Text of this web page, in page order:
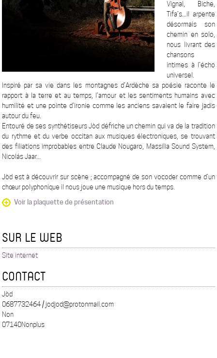
Vignal, Biche,
Tifa’s...il arpente
désormais son
chemin en solo,
nous livrant des
chansons
intimes à l’écho
universel.
Inspiré par sa vie dans les montagnes d’Ardèche sa poésie raconte le
rapport à la terre et au temps, l’amour et les sentiments humains avec
humilité et une pointe d’ironie comme les anciens savaient le faire jadis
autour du feu.
Entouré de ses synthétiseurs Jòd défriche un chemin qui va de la tradition
du rythme et du verbe occitan aux musiques électroniques, se trouvant
des filiations improbables entre Claude Nougaro, Massilia Sound System,
Nicolás Jaar...
Jòd est à découvrir sur scène ; accompagné de son vocoder comme d’un
chœur polyphonique il nous joue une musique hors du temps.
Voir la plaquette de présentation
SUR LE WEB
Site internet
CONTACT
Jòd
0687732464 / jodjod@protonmail.com
Non
07140Nonplus